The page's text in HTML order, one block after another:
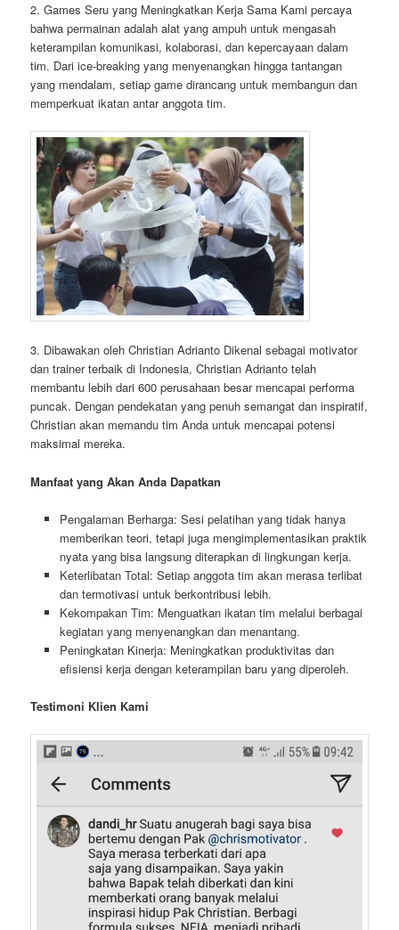
2. Games Seru yang Meningkatkan Kerja Sama Kami percaya
bahwa permainan adalah alat yang ampuh untuk mengasah
keterampilan komunikasi, kolaborasi, dan kepercayaan dalam
tim. Dari ice-breaking yang menyenangkan hingga tantangan
yang mendalam, setiap game dirancang untuk membangun dan
memperkuat ikatan antar anggota tim.
3. Dibawakan oleh Christian Adrianto Dikenal sebagai motivator
dan trainer terbaik di Indonesia, Christian Adrianto telah
membantu lebih dari 600 perusahaan besar mencapai performa
puncak. Dengan pendekatan yang penuh semangat dan inspiratif,
Christian akan memandu tim Anda untuk mencapai potensi
maksimal mereka.
Manfaat yang Akan Anda Dapatkan
Pengalaman Berharga: Sesi pelatihan yang tidak hanya
memberikan teori, tetapi juga mengimplementasikan praktik
nyata yang bisa langsung diterapkan di lingkungan kerja.
Keterlibatan Total: Setiap anggota tim akan merasa terlibat
dan termotivasi untuk berkontribusi lebih.
Kekompakan Tim: Menguatkan ikatan tim melalui berbagai
kegiatan yang menyenangkan dan menantang.
Peningkatan Kinerja: Meningkatkan produktivitas dan
efisiensi kerja dengan keterampilan baru yang diperoleh.
Testimoni Klien Kami